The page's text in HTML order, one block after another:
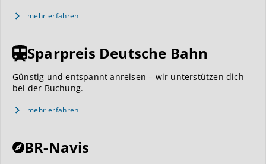
mehr erfahren
Sparpreis Deutsche Bahn
Günstig und entspannt anreisen – wir unterstützen dich
bei der Buchung.
mehr erfahren
BR-Navis